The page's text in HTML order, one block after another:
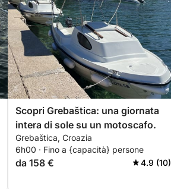
Scopri Grebaštica: una giornata
intera di sole su un motoscafo.
Grebaštica, Croazia
6h00 · Fino a {capacità} persone
da 158 € 4.9 (10)